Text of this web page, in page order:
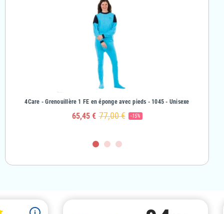
4Care - Grenouillère 1 FE en éponge avec pieds - 1045 - Unisexe
65,45 € 77,00 € -15%